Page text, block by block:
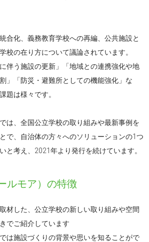
合化、義務教育学校への再編、公共施設と
校の在り方について議論されています。
伴う施設の更新」「地域との連携強化や地
」「防災・避難所としての機能強化」な
題は様々です。
は、全国公立学校の取り組みや最新事例を
で、自治体の方々へのソリューションの1つ
と考え、2021年より発行を続けています。
ルモア）の特徴
材した、公立学校の新しい取り組みや空間
でご紹介しています
は施設づくりの背景や思いを知ることがで